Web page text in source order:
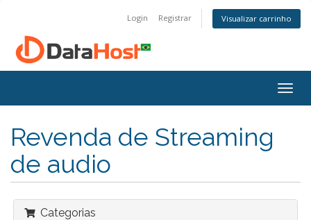
Login Registrar Visualizar carrinho
Revenda de Streaming
de audio
Categorias